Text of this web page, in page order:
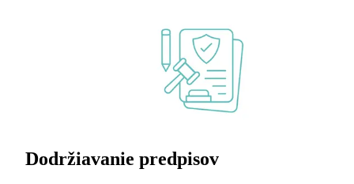
Dodržiavanie predpisov